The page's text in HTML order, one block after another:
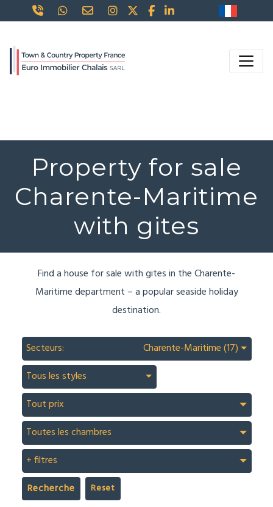
Property for sale
Charente-Maritime
with gites
Find a house for sale with gites in the Charente-
Maritime department – a popular seaside holiday
destination.
Secteurs:
Charente-Maritime (17)
Tous les styles
Tout prix
Toutes les chambres
+ filtres
Recherche